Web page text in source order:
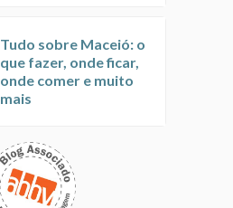
Tudo sobre Maceió: o
que fazer, onde ficar,
onde comer e muito
mais